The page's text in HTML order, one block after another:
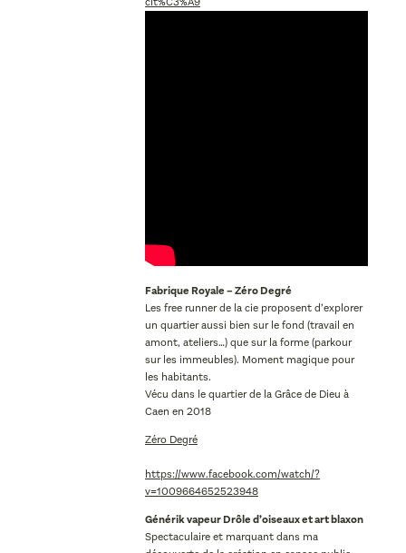
Fabrique Royale – Zéro Degré
Les free runner de la cie proposent d’explorer
un quartier aussi bien sur le fond (travail en
amont, ateliers…) que sur la forme (parkour
sur les immeubles). Moment magique pour
les habitants.
Vécu dans le quartier de la Grâce de Dieu à
Caen en 2018
Zéro Degré
https://www.facebook.com/watch/?
v=1009664652523948
Générik vapeur Drôle d’oiseaux et art blaxon
Spectaculaire et marquant dans ma